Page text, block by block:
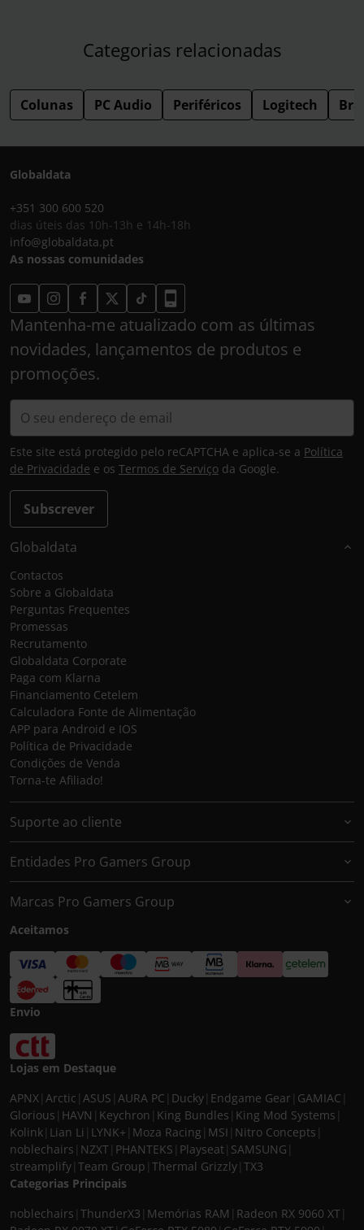
Categorias relacionadas
Colunas PC Audio Periféricos Logitech
Globaldata
+351 300 600 520
dias úteis das 10h-13h e 14h-18h
info@globaldata.pt
As nossas comunidades
Mantenha-me atualizado com as últimas
novidades, lançamentos de produtos e
promoções.
Subscrever
Este site está protegido pelo reCAPTCHA e aplica-se a Política
de Privacidade e os Termos de Serviço da Google.
Globaldata
Contactos
Sobre a Globaldata
Perguntas Frequentes
Promessas
Recrutamento
Globaldata Corporate
Paga com Klarna
Financiamento Cetelem
Calculadora Fonte de Alimentação
APP para Android e IOS
Política de Privacidade
Condições de Venda
Torna-te Afiliado!
Suporte ao cliente
Entidades Pro Gamers Group
Marcas Pro Gamers Group
Aceitamos
Envio
Lojas em Destaque
APNX Arctic ASUS AURA PC Ducky Endgame Gear GAMIAC
Glorious HAVN Keychron King Bundles King Mod Systems
Kolink Lian Li LYNK+ Moza Racing MSI Nitro Concepts
noblechairs NZXT PHANTEKS Playseat SAMSUNG
streamplify Team Group Thermal Grizzly TX3
Categorias Principais
noblechairs ThunderX3 Memórias RAM Radeon RX 9060 XT